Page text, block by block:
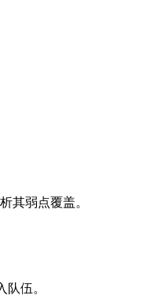
其弱点覆盖。
伍。